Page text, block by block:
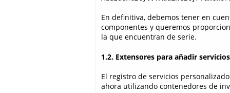
En definitiva, debemos tener en
componentes y queremos
la que encuentran de serie.
1.2. Extensores para añadir
El registro de servicios
ahora utilizando contenedores de